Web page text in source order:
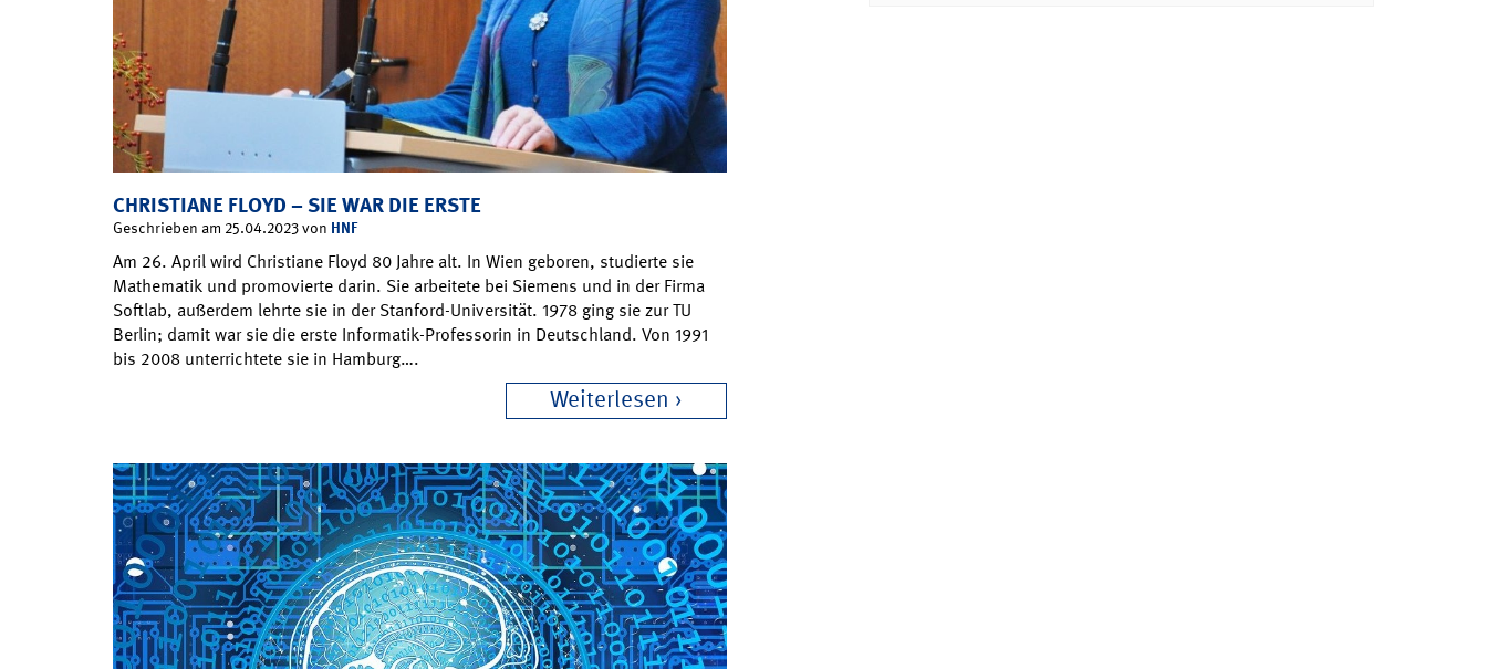
CHRISTIANE FLOYD – SIE WAR DIE ERSTE
Geschrieben am 25.04.2023 von HNF
Am 26. April wird Christiane Floyd 80 Jahre alt. In Wien geboren, studierte sie
Mathematik und promovierte darin. Sie arbeitete bei Siemens und in der Firma
Softlab, außerdem lehrte sie in der Stanford-Universität. 1978 ging sie zur TU
Berlin; damit war sie die erste Informatik-Professorin in Deutschland. Von 1991
bis 2008 unterrichtete sie in Hamburg….
Weiterlesen